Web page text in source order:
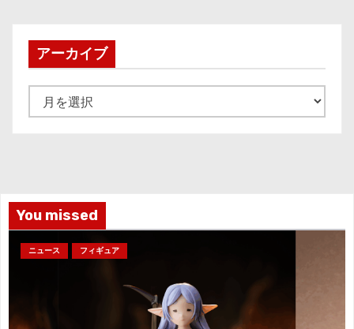
アーカイブ
ー
You missed
ニュース フィギュア